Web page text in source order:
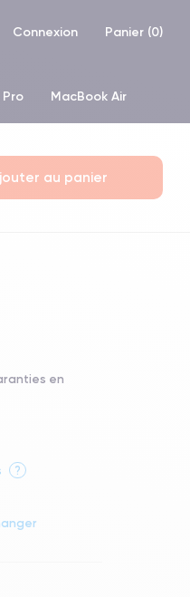
Connexion Panier (0)
Pro MacBook Air
au panier
en
?